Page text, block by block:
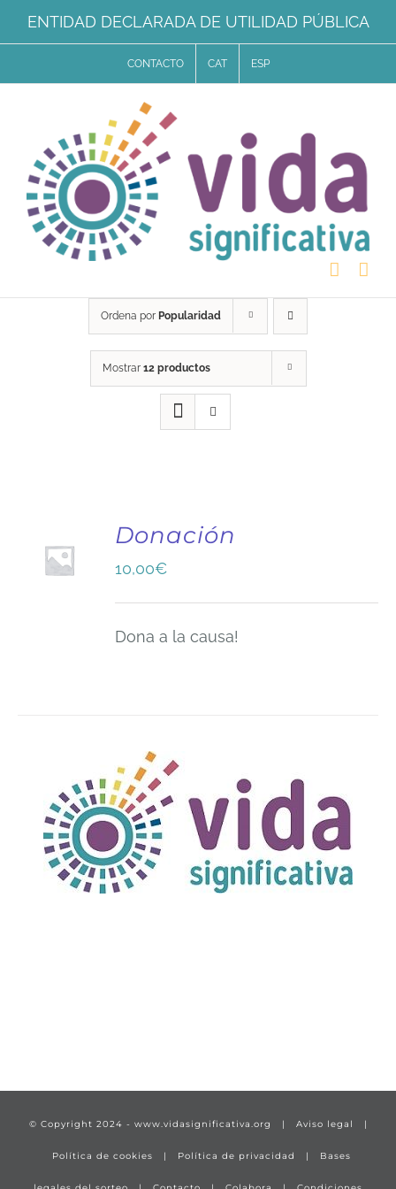
Saltar
al
ENTIDAD DECLARADA DE UTILIDAD PÚBLICA
CONTACTO CAT ESP
Ordena por Popularidad
Mostrar 12 productos
AL
CARRITO
Donación
10,00€
Dona a la causa!
© Copyright 2024 - www.vidasignificativa.org | Aviso legal |
Política de cookies | Política de privacidad | Bases